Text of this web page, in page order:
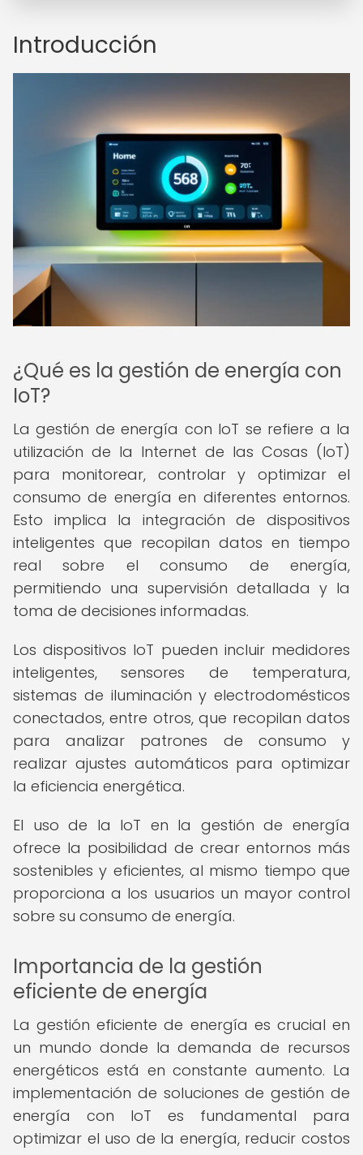
Introducción
¿Qué es la gestión de energía con
IoT?
La gestión de energía con IoT se refiere a la
utilización de la Internet de las Cosas (IoT)
para monitorear, controlar y optimizar el
consumo de energía en diferentes entornos.
Esto implica la integración de dispositivos
inteligentes que recopilan datos en tiempo
real sobre el consumo de energía,
permitiendo una supervisión detallada y la
toma de decisiones informadas.
Los dispositivos IoT pueden incluir medidores
inteligentes, sensores de temperatura,
sistemas de iluminación y electrodomésticos
conectados, entre otros, que recopilan datos
para analizar patrones de consumo y
realizar ajustes automáticos para optimizar
la eficiencia energética.
El uso de la IoT en la gestión de energía
ofrece la posibilidad de crear entornos más
sostenibles y eficientes, al mismo tiempo que
proporciona a los usuarios un mayor control
sobre su consumo de energía.
Importancia de la gestión
eficiente de energía
La gestión eficiente de energía es crucial en
un mundo donde la demanda de recursos
energéticos está en constante aumento. La
implementación de soluciones de gestión de
energía con IoT es fundamental para
optimizar el uso de la energía, reducir costos